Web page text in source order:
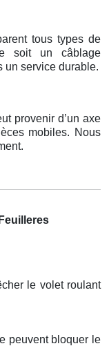
tous types de
soit un câblage
un service durable.
provenir d’un axe
mobiles. Nous
le volet roulant
peuvent bloquer le